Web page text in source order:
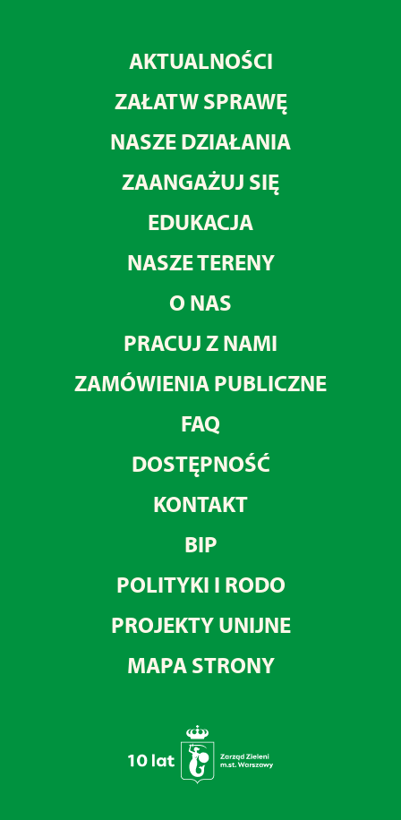
AKTUALNOŚCI
ZAŁATW SPRAWĘ
NASZE DZIAŁANIA
ZAANGAŻUJ SIĘ
EDUKACJA
NASZE TERENY
O NAS
PRACUJ Z NAMI
ZAMÓWIENIA PUBLICZNE
FAQ
DOSTĘPNOŚĆ
KONTAKT
BIP
POLITYKI I RODO
PROJEKTY UNIJNE
MAPA STRONY